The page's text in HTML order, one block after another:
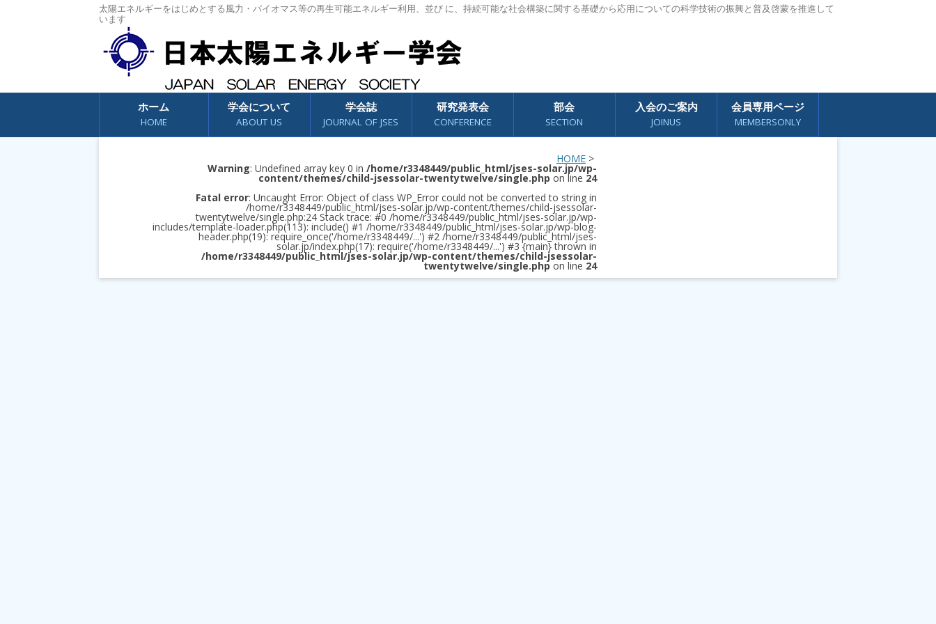
太陽エネルギーをはじめとする風力・バイオマス等の再生可能エネルギー利用、並び に、持続可能な社会構築に関する基礎から応用についての科学技術の振興と普及啓蒙を推進して
います
コンテンツへスキップ
ホーム
HOME
学会について
ABOUT US
学会誌
JOURNAL OF JSES
研究発表会
CONFERENCE
部会
SECTION
入会のご案内
JOINUS
会員専用ページ
MEMBERSONLY
HOME >
Warning: Undefined array key 0 in /home/r3348449/public_html/jses-solar.jp/wp-
content/themes/child-jsessolar-twentytwelve/single.php on line 24
Fatal error: Uncaught Error: Object of class WP_Error could not be converted to string in
/home/r3348449/public_html/jses-solar.jp/wp-content/themes/child-jsessolar-
twentytwelve/single.php:24 Stack trace: #0 /home/r3348449/public_html/jses-solar.jp/wp-
includes/template-loader.php(113): include() #1 /home/r3348449/public_html/jses-solar.jp/wp-blog-
header.php(19): require_once('/home/r3348449/...') #2 /home/r3348449/public_html/jses-
solar.jp/index.php(17): require('/home/r3348449/...') #3 {main} thrown in
/home/r3348449/public_html/jses-solar.jp/wp-content/themes/child-jsessolar-
twentytwelve/single.php on line 24